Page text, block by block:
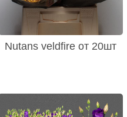
Nutans veldfire от 20шт